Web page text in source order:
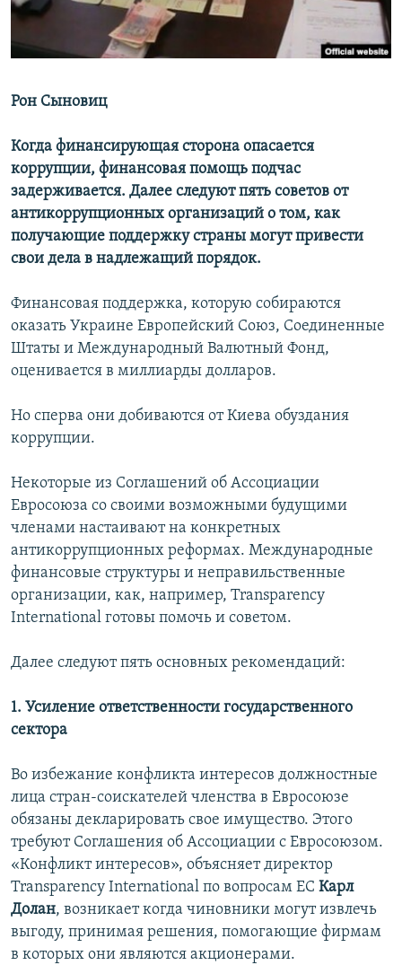
ПОБЕДИТЕЛЕЙ НЕ СУДЯТ?
КРЫМ.НЕПОКОРЕННЫЙ
ПРИСОЕДИНЯЙТЕСЬ!
Все сайты RFE/RL
Рон Сыновиц
Когда финансирующая сторона опасается
коррупции, финансовая помощь подчас
задерживается. Далее следуют пять советов от
антикоррупционных организаций о том, как
получающие поддержку страны могут привести
свои дела в надлежащий порядок.
Финансовая поддержка, которую собираются
оказать Украине Европейский Союз, Соединенные
Штаты и Международный Валютный Фонд,
оценивается в миллиарды долларов.
Но сперва они добиваются от Киева обуздания
коррупции.
Некоторые из Соглашений об Ассоциации
Евросоюза со своими возможными будущими
членами настаивают на конкретных
антикоррупционных реформах. Международные
финансовые структуры и неправильственные
организации, как, например, Transparency
International готовы помочь и советом.
Далее следуют пять основных рекомендаций:
1. Усиление ответственности государственного
сектора
Во избежание конфликта интересов должностные
лица стран-соискателей членства в Евросоюзе
обязаны декларировать свое имущество. Этого
требуют Соглашения об Ассоциации с Евросоюзом.
«Конфликт интересов», объясняет директор
Transparency International по вопросам ЕС Карл
Долан, возникает когда чиновники могут извлечь
выгоду, принимая решения, помогающие фирмам
в которых они являются акционерами.